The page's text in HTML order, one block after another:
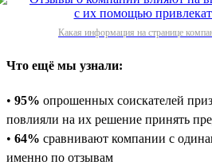
Какая информация на странице
Что ещё мы узнали:
• 95% опрошенных соискателей
повлияли на их решение принять
• 64% сравнивают компании с
именно по отзывам